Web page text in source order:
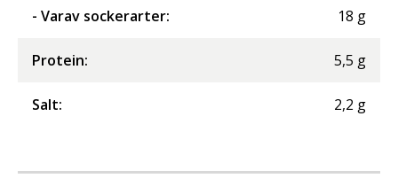
- Varav sockerarter: 18 g
Protein: 5,5 g
Salt: 2,2 g